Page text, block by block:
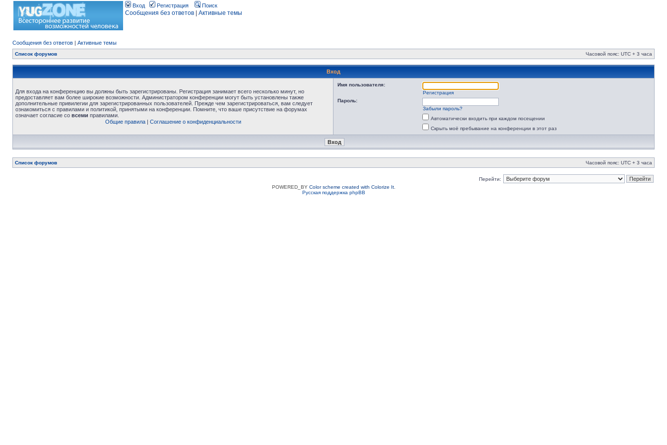
Вход Регистрация Поиск
Сообщения без ответов Активные темы
Сообщения без ответов | Активные темы
Список форумов Часовой пояс: UTC + 3 часа
Вход
Для входа на конференцию вы должны быть зарегистрированы. Регистрация занимает всего несколько минут, но
предоставляет вам более широкие возможности. Администратором конференции могут быть установлены также
дополнительные привилегии для зарегистрированных пользователей. Прежде чем зарегистрироваться, вам следует
ознакомиться с правилами и политикой, принятыми на конференции. Помните, что ваше присутствие на форумах
означает согласие со всеми правилами.
Общие правила| Соглашение о конфиденциальности
Имя пользователя:
Регистрация
Пароль:
Забыли пароль?
Автоматически входить при каждом посещении
Скрыть моё пребывание на конференции в этот раз
Список форумов Часовой пояс: UTC + 3 часа
Перейти:
POWERED_BY Color scheme created with Colorize It.
Русская поддержка phpBB